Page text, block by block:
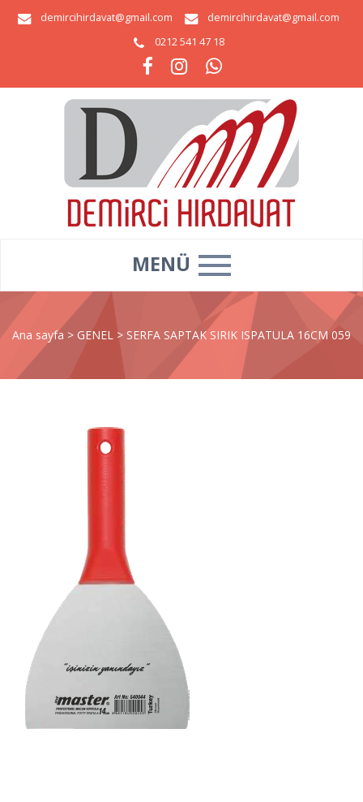
demircihirdavat@gmail.com
demircihirdavat@gmail.com
0212 541 47 18
MENÜ
Ana sayfa > GENEL > SERFA SAPTAK SIRIK ISPATULA 16CM 059